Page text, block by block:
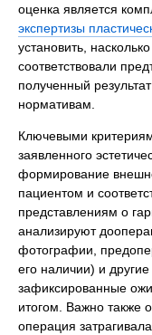
оценка является
экспертизы
установить,
соответствовали
полученный
нормативам.
Ключевыми
заявленного
формирование
пациентом и
представлениям о
анализируют
фотографии,
его наличии) и
зафиксированные
итогом. Важно также
операция